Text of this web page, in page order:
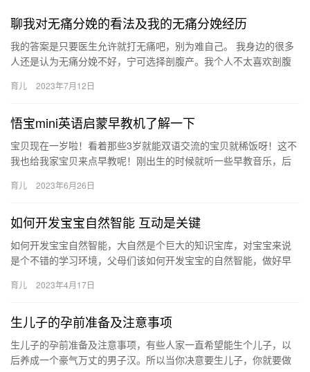
聊我对无痛分娩的看法及我的无痛分娩经历
我的答案是只要医生允许就打无痛吧，别为难自己。 我身边的很多
人还是认为无痛分娩不好，宁可选择剖腹产。我个人不太喜欢剖腹
无…
育儿 2023年7月12日
悟宝mini英语启蒙早教机了解一下
宝贝现在一岁啦！看着那些3岁就能双语交流的宝贝就稀饭呀！这不
我也给我家宝贝来点早教呢！刚出生的时候就听一些早教音乐，后
岁…
育儿 2023年6月26日
如何开发宝宝自然智能 互动是关键
如何开发宝宝自然智能，大自然是个巨大的知识宝库，对宝宝来说
是个不错的学习环境，父母们该如何开发宝宝的自然智能，做好早
象…
育儿 2023年4月17日
生儿子的孕前准备及注意事项
生儿子的孕前准备及注意事项，有些人家一直希望能生个儿子，以
后养成一个豪气万丈的男子汉。所以当你决意要生儿子，你就要做